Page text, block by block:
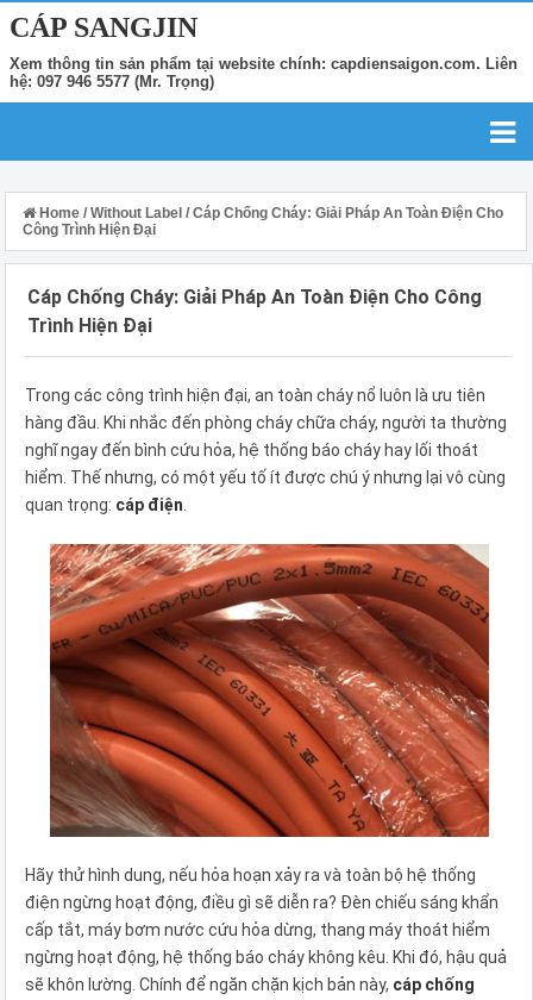
CÁP SANGJIN
Xem thông tin sản phẩm tại website chính: capdiensaigon.com. Liên
hệ: 097 946 5577 (Mr. Trọng)
Home / Without Label / Cáp Chống Cháy: Giải Pháp An Toàn Điện Cho
Công Trình Hiện Đại
Cáp Chống Cháy: Giải Pháp An Toàn Điện Cho Công
Trình Hiện Đại
Trong các công trình hiện đại, an toàn cháy nổ luôn là ưu tiên
hàng đầu. Khi nhắc đến phòng cháy chữa cháy, người ta thường
nghĩ ngay đến bình cứu hỏa, hệ thống báo cháy hay lối thoát
hiểm. Thế nhưng, có một yếu tố ít được chú ý nhưng lại vô cùng
quan trọng: cáp điện
Hãy thử hình dung, nếu hỏa hoạn xảy ra và toàn bộ hệ thống
điện ngừng hoạt động, điều gì sẽ diễn ra? Đèn chiếu sáng khẩn
cấp tắt, máy bơm nước cứu hỏa dừng, thang máy thoát hiểm
ngừng hoạt động, hệ thống báo cháy không kêu. Khi đó, hậu quả
sẽ khôn lường. Chính để ngăn chặn kịch bản này, cáp chống